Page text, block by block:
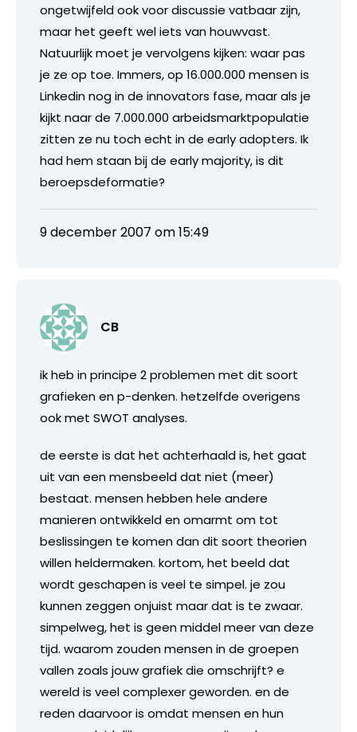
ongetwijfeld ook voor discussie vatbaar zijn,
maar het geeft wel iets van houwvast.
Natuurlijk moet je vervolgens kijken: waar pas
je ze op toe. Immers, op 16.000.000 mensen is
Linkedin nog in de innovators fase, maar als je
kijkt naar de 7.000.000 arbeidsmarktpopulatie
zitten ze nu toch echt in de early adopters. Ik
had hem staan bij de early majority, is dit
beroepsdeformatie?
9 december 2007 om 15:49
CB
ik heb in principe 2 problemen met dit soort
grafieken en p-denken. hetzelfde overigens
ook met SWOT analyses.
de eerste is dat het achterhaald is, het gaat
uit van een mensbeeld dat niet (meer)
bestaat. mensen hebben hele andere
manieren ontwikkeld en omarmt om tot
beslissingen te komen dan dit soort theorien
willen heldermaken. kortom, het beeld dat
wordt geschapen is veel te simpel. je zou
kunnen zeggen onjuist maar dat is te zwaar.
simpelweg, het is geen middel meer van deze
tijd. waarom zouden mensen in de groepen
vallen zoals jouw grafiek die omschrijft? e
wereld is veel complexer geworden. en de
reden daarvoor is omdat mensen en hun